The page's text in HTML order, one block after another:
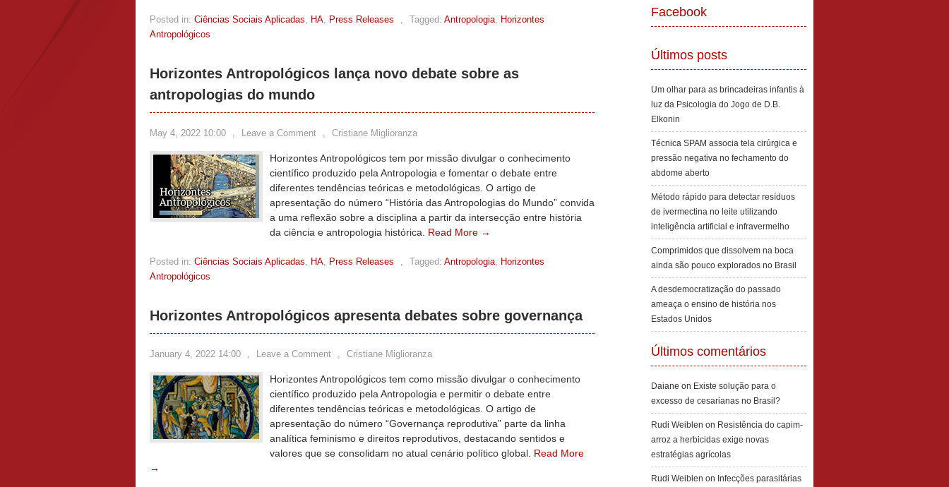
Posted in: Ciências Sociais Aplicadas, HA, Press Releases , Tagged: Antropologia, Horizontes
Antropológicos
Horizontes Antropológicos lança novo debate sobre as
antropologias do mundo
May 4, 2022 10:00 , Leave a Comment , Cristiane Miglioranza
Horizontes Antropológicos tem por missão divulgar o conhecimento
científico produzido pela Antropologia e fomentar o debate entre
diferentes tendências teóricas e metodológicas. O artigo de
apresentação do número “História das Antropologias do Mundo” convida
a uma reflexão sobre a disciplina a partir da intersecção entre história
da ciência e antropologia histórica. Read More →
Posted in: Ciências Sociais Aplicadas, HA, Press Releases , Tagged: Antropologia, Horizontes
Antropológicos
Horizontes Antropológicos apresenta debates sobre governança
January 4, 2022 14:00 , Leave a Comment , Cristiane Miglioranza
Horizontes Antropológicos tem como missão divulgar o conhecimento
científico produzido pela Antropologia e permitir o debate entre
diferentes tendências teóricas e metodológicas. O artigo de
apresentação do número “Governança reprodutiva” parte da linha
analítica feminismo e direitos reprodutivos, destacando sentidos e
valores que se consolidam no atual cenário político global. Read More
→
Facebook
Últimos posts
Um olhar para as brincadeiras infantis à
luz da Psicologia do Jogo de D.B.
Elkonin
Técnica SPAM associa tela cirúrgica e
pressão negativa no fechamento do
abdome aberto
Método rápido para detectar resíduos
de ivermectina no leite utilizando
inteligência artificial e infravermelho
Comprimidos que dissolvem na boca
ainda são pouco explorados no Brasil
A desdemocratização do passado
ameaça o ensino de história nos
Estados Unidos
Últimos comentários
Daiane on Existe solução para o
excesso de cesarianas no Brasil?
Rudi Weiblen on Resistência do capim-
arroz a herbicidas exige novas
estratégias agrícolas
Rudi Weiblen on Infecções parasitárias